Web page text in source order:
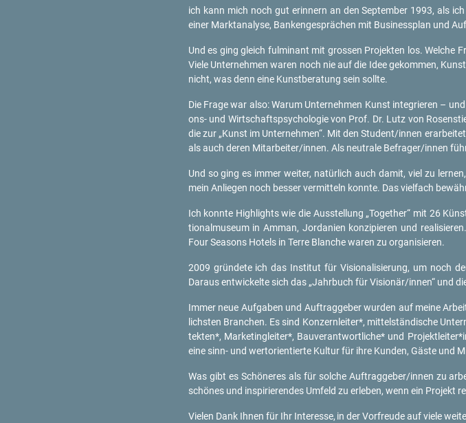
ich kann mich noch gut er­in­nern an den Sep­tem­ber 1993, als
einer Markt­ana­ly­se, Ban­ken­ge­sprä­chen mit Busi­ness­plan und
Und es ging gleich ful­mi­nant mit gros­sen Pro­jek­ten los. Wel­che
Viele Un­ter­neh­men waren noch nie auf die Idee ge­kom­men,
nicht, was denn eine Kunst­be­ra­tung sein soll­te.
Die Frage war also: Warum Un­ter­neh­men Kunst in­te­grie­ren –
ons- und Wirt­schafts­psy­cho­lo­gie von Prof. Dr. Lutz von
die zur „Kunst im Un­ter­neh­men“. Mit den Stu­dent/innen
als auch deren Mit­ar­bei­ter/innen. Als neu­tra­le Be­fra­ger/innen
Und so ging es immer wei­ter, na­tür­lich auch damit, viel zu
mein An­lie­gen noch bes­ser ver­mit­teln konn­te. Das viel­fach
Ich konn­te High­lights wie die Aus­stel­lung „To­ge­ther“ mit 26
tio­nal­mu­se­um in Amman, Jor­da­ni­en kon­zi­pie­ren und
Four Sea­sons Ho­tels in Terre Blan­che waren zu or­ga­ni­sie­ren.
2009 grün­de­te ich das In­sti­tut für Vi­sio­na­li­sie­rung, um noch
Dar­aus ent­wi­ckel­te sich das „Jahr­buch für Vi­sio­när/innen“ und
Immer neue Auf­ga­ben und Auf­trag­ge­ber wur­den auf meine
lichs­ten Bran­chen. Es sind Kon­zern­lei­ter*, mit­tel­stän­di­sche
tek­ten*, Mar­ke­ting­lei­ter*, Bau­ver­ant­wort­li­che* und
eine sinn- und wert­ori­en­tier­te Kul­tur für ihre Kun­den, Gäste und
Was gibt es Schö­ne­res als für sol­che Auf­trag­ge­ber/innen zu
schö­nes und in­spi­rie­ren­des Um­feld zu er­le­ben, wenn ein Pro­jekt
Vie­len Dank Ihnen für Ihr In­ter­es­se, in der Vor­freu­de auf viele